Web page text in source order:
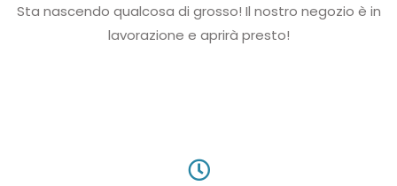
Sta nascendo qualcosa di grosso! Il nostro negozio è in
lavorazione e aprirà presto!